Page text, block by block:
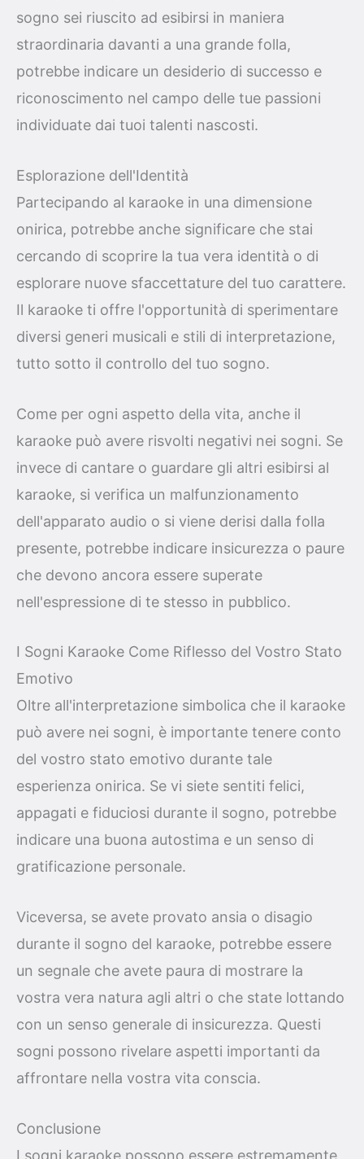
sogno sei riuscito ad esibirsi in maniera
straordinaria davanti a una grande folla,
potrebbe indicare un desiderio di successo e
riconoscimento nel campo delle tue passioni
individuate dai tuoi talenti nascosti.
Esplorazione dell'Identità
Partecipando al karaoke in una dimensione
onirica, potrebbe anche significare che stai
cercando di scoprire la tua vera identità o di
esplorare nuove sfaccettature del tuo carattere.
Il karaoke ti offre l'opportunità di sperimentare
diversi generi musicali e stili di interpretazione,
tutto sotto il controllo del tuo sogno.
Come per ogni aspetto della vita, anche il
karaoke può avere risvolti negativi nei sogni. Se
invece di cantare o guardare gli altri esibirsi al
karaoke, si verifica un malfunzionamento
dell'apparato audio o si viene derisi dalla folla
presente, potrebbe indicare insicurezza o paure
che devono ancora essere superate
nell'espressione di te stesso in pubblico.
I Sogni Karaoke Come Riflesso del Vostro Stato
Emotivo
Oltre all'interpretazione simbolica che il karaoke
può avere nei sogni, è importante tenere conto
del vostro stato emotivo durante tale
esperienza onirica. Se vi siete sentiti felici,
appagati e fiduciosi durante il sogno, potrebbe
indicare una buona autostima e un senso di
gratificazione personale.
Viceversa, se avete provato ansia o disagio
durante il sogno del karaoke, potrebbe essere
un segnale che avete paura di mostrare la
vostra vera natura agli altri o che state lottando
con un senso generale di insicurezza. Questi
sogni possono rivelare aspetti importanti da
affrontare nella vostra vita conscia.
Conclusione
I sogni karaoke possono essere estremamente